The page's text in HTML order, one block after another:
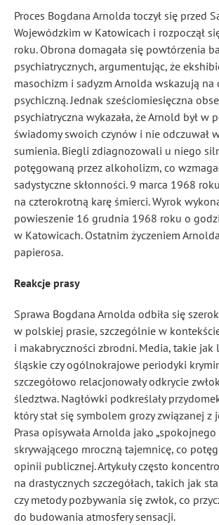
Proces Bogdana Arnolda toczył się przed
Wojewódzkim w Katowicach i rozpoczął
roku. Obrona domagała się powtórzenia
psychiatrycznych, argumentując, że
masochizm i sadyzm Arnolda wskazują na
psychiczną. Jednak sześciomiesięczna
psychiatryczna wykazała, że Arnold był w
świadomy swoich czynów i nie odczuwał
sumienia. Biegli zdiagnozowali u niego
potęgowaną przez alkoholizm, co
sadystyczne skłonności. 9 marca 1968
na czterokrotną karę śmierci. Wyrok
powieszenie 16 grudnia 1968 roku o
w Katowicach. Ostatnim życzeniem
papierosa.
Reakcje prasy
Sprawa Bogdana Arnolda odbiła się
w polskiej prasie, szczególnie w
i makabryczności zbrodni. Media, takie jak
śląskie czy ogólnokrajowe periodyki
szczegółowo relacjonowały odkrycie
śledztwa. Nagłówki podkreślały przydomek
który stał się symbolem grozy związanej z
Prasa opisywała Arnolda jako „spokojnego
skrywającego mroczną tajemnicę, co
opinii publicznej. Artykuły często
na drastycznych szczegółach, takich jak
czy metody pozbywania się zwłok, co
do budowania atmosfery sensacji.